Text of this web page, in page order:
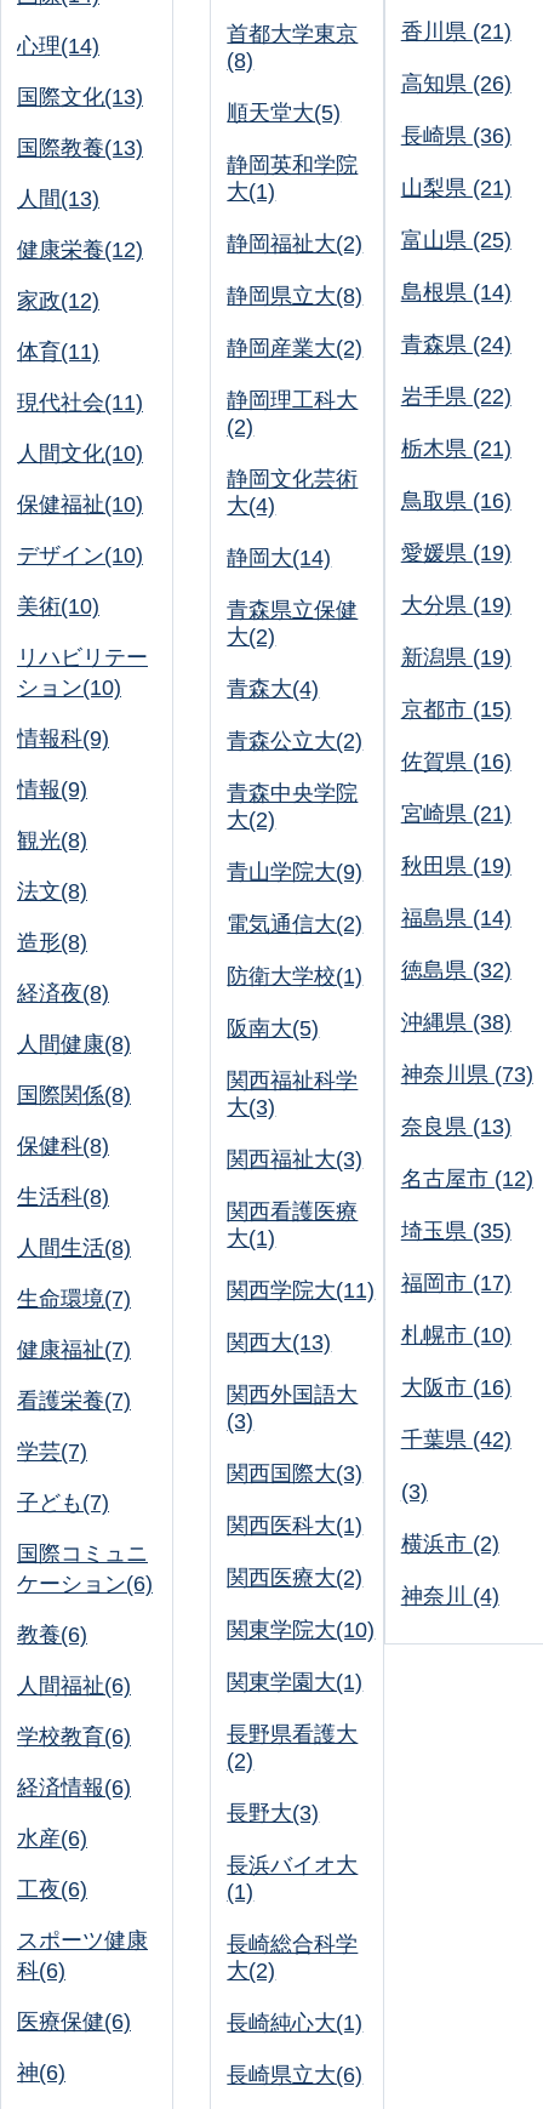
心理(14)
国際文化(13)
国際教養(13)
人間(13)
健康栄養(12)
家政(12)
体育(11)
現代社会(11)
人間文化(10)
保健福祉(10)
デザイン(10)
美術(10)
リハビリテー
ション(10)
情報科(9)
情報(9)
観光(8)
法文(8)
造形(8)
経済夜(8)
人間健康(8)
国際関係(8)
保健科(8)
生活科(8)
人間生活(8)
生命環境(7)
健康福祉(7)
看護栄養(7)
学芸(7)
子ども(7)
国際コミュニ
ケーション(6)
教養(6)
人間福祉(6)
学校教育(6)
経済情報(6)
水産(6)
工夜(6)
スポーツ健康
科(6)
医療保健(6)
神(6)
首都大学東京
(8)
順天堂大(5)
静岡英和学院
大(1)
静岡福祉大(2)
静岡県立大(8)
静岡産業大(2)
静岡理工科大
(2)
静岡文化芸術
大(4)
静岡大(14)
青森県立保健
大(2)
青森大(4)
青森公立大(2)
青森中央学院
大(2)
青山学院大(9)
電気通信大(2)
防衛大学校(1)
阪南大(5)
関西福祉科学
大(3)
関西福祉大(3)
関西看護医療
大(1)
関西学院大(11)
関西大(13)
関西外国語大
(3)
関西国際大(3)
関西医科大(1)
関西医療大(2)
関東学院大(10)
関東学園大(1)
長野県看護大
(2)
長野大(3)
長浜バイオ大
(1)
長崎総合科学
大(2)
長崎純心大(1)
長崎県立大(6)
香川県 (21)
高知県 (26)
長崎県 (36)
山梨県 (21)
富山県 (25)
島根県 (14)
青森県 (24)
岩手県 (22)
栃木県 (21)
鳥取県 (16)
愛媛県 (19)
大分県 (19)
新潟県 (19)
京都市 (15)
佐賀県 (16)
宮崎県 (21)
秋田県 (19)
福島県 (14)
徳島県 (32)
沖縄県 (38)
神奈川県 (73)
奈良県 (13)
名古屋市 (12)
埼玉県 (35)
福岡市 (17)
札幌市 (10)
大阪市 (16)
千葉県 (42)
(3)
横浜市 (2)
神奈川 (4)